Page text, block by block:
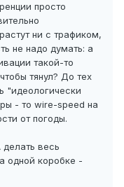
просто
ни с трафиком,
не надо думать: а
такой-то
тянул? До тех
"идеологически
- то wire-speed на
от погоды.
делать весь
одной коробке -